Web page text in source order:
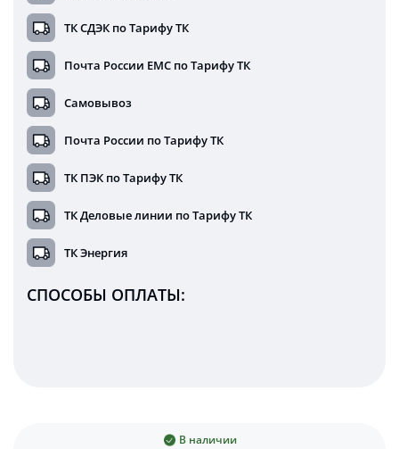
ТК СДЭК по Тарифу ТК
Почта России ЕМС по Тарифу ТК
Самовывоз
Почта России по Тарифу ТК
ТК ПЭК по Тарифу ТК
ТК Деловые линии по Тарифу ТК
ТК Энергия
СПОСОБЫ ОПЛАТЫ:
В наличии